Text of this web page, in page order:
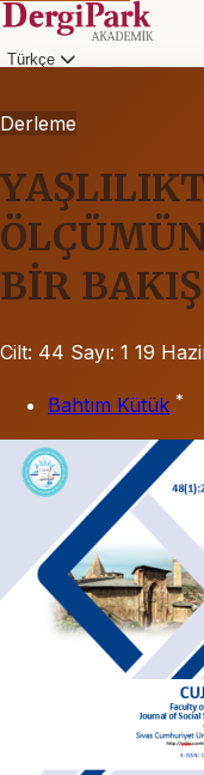
Türkçe
Derleme
BİR BAKIŞ
Cilt: 44 Sayı: 1 19
Bahtım Kütük *